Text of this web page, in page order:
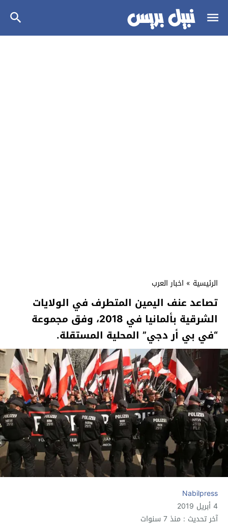
الرئيسية » اخبار العرب
تصاعد عنف اليمين المتطرف في الولايات
الشرقية بألمانيا في 2018، وفق مجموعة
“في بي أر دجي” المحلية المستقلة.
Nabilpress
4 أبريل 2019
آخر تحديث : منذ 7 سنوات